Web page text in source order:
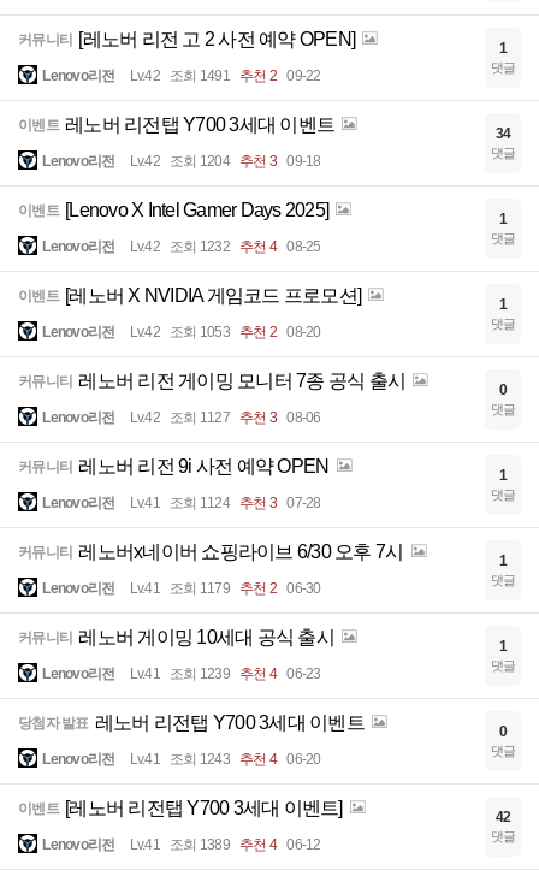
커뮤니티 [레노버 리전 고 2 사전 예약 OPEN]
Lenovo리전 Lv.42 조회 1491 추천 2 09-22
1
댓글
이벤트 레노버 리전탭 Y700 3세대 이벤트
Lenovo리전 Lv.42 조회 1204 추천 3 09-18
34
댓글
이벤트 [Lenovo X Intel Gamer Days 2025]
Lenovo리전 Lv.42 조회 1232 추천 4 08-25
1
댓글
이벤트 [레노버 X NVIDIA 게임코드 프로모션]
Lenovo리전 Lv.42 조회 1053 추천 2 08-20
1
댓글
커뮤니티 레노버 리전 게이밍 모니터 7종 공식 출시
Lenovo리전 Lv.42 조회 1127 추천 3 08-06
0
댓글
커뮤니티 레노버 리전 9i 사전 예약 OPEN
Lenovo리전 Lv.41 조회 1124 추천 3 07-28
1
댓글
커뮤니티 레노버x네이버 쇼핑라이브 6/30 오후 7시
Lenovo리전 Lv.41 조회 1179 추천 2 06-30
1
댓글
커뮤니티 레노버 게이밍 10세대 공식 출시
Lenovo리전 Lv.41 조회 1239 추천 4 06-23
1
댓글
당첨자 발표 레노버 리전탭 Y700 3세대 이벤트
Lenovo리전 Lv.41 조회 1243 추천 4 06-20
0
댓글
이벤트 [레노버 리전탭 Y700 3세대 이벤트]
Lenovo리전 Lv.41 조회 1389 추천 4 06-12
42
댓글